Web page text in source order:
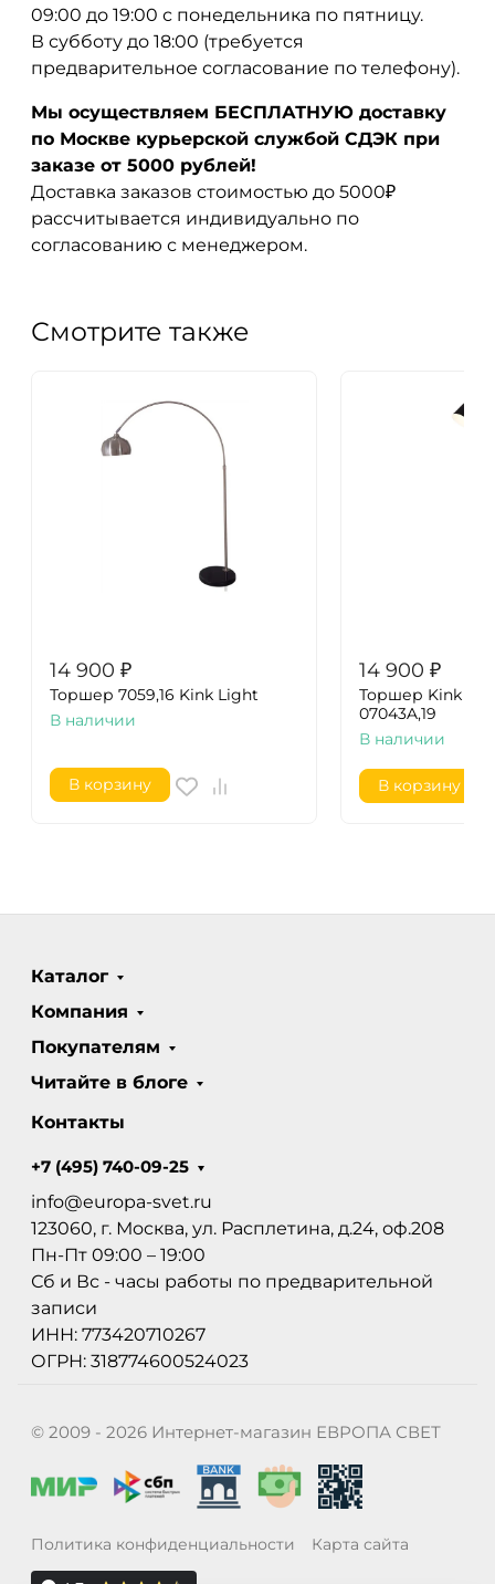
09:00 до 19:00 с понедельника по пятницу.
В субботу до 18:00 (требуется
предварительное согласование по телефону).
Мы осуществляем БЕСПЛАТНУЮ доставку
по Москве курьерской службой СДЭК при
заказе от 5000 рублей!
Доставка заказов стоимостью до 5000₽
рассчитывается индивидуально по
согласованию с менеджером.
Смотрите также
14 900 ₽
Торшер 7059,16 Kink Light
В наличии
В корзину
14 900 ₽
Торшер Kink
07043A,19
В наличии
В корзину
Каталог
Компания
Покупателям
Читайте в блоге
Контакты
+7 (495) 740-09-25
info@europa-svet.ru
123060, г. Москва, ул. Расплетина, д.24, оф.208
Пн-Пт 09:00 – 19:00
Сб и Вс - часы работы по предварительной
записи
ИНН: 773420710267
ОГРН: 318774600524023
© 2009 - 2026 Интернет-магазин ЕВРОПА СВЕТ
Политика конфиденциальности Карта сайта